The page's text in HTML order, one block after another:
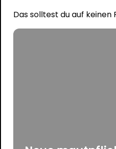
Das solltest du auf keinen